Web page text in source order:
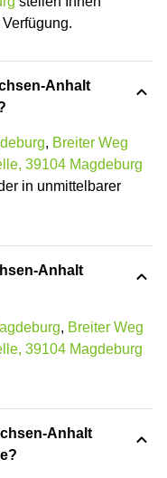
Anhalt
, Breiter Weg
39104 Magdeburg
in unmittelbarer
Anhalt
, Breiter Weg
39104 Magdeburg
Anhalt